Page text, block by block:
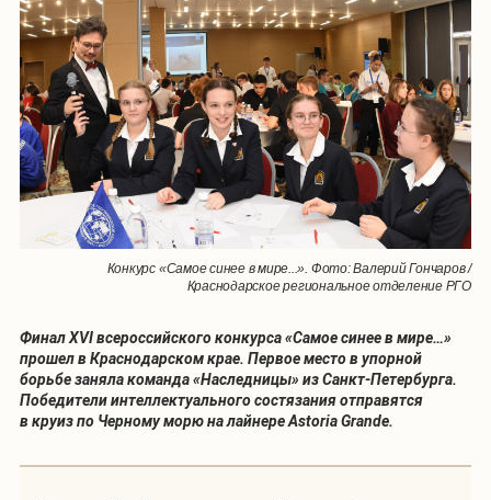
Конкурс «Самое синее в мире...». Фото: Валерий Гончаров /
Краснодарское региональное отделение РГО
Финал XVI всероссийского конкурса «Самое синее в мире…»
прошел в Краснодарском крае. Первое место в упорной
борьбе заняла команда «Наследницы» из Санкт-Петербурга.
Победители интеллектуального состязания отправятся
в круиз по Черному морю на лайнере Astoria Grande.